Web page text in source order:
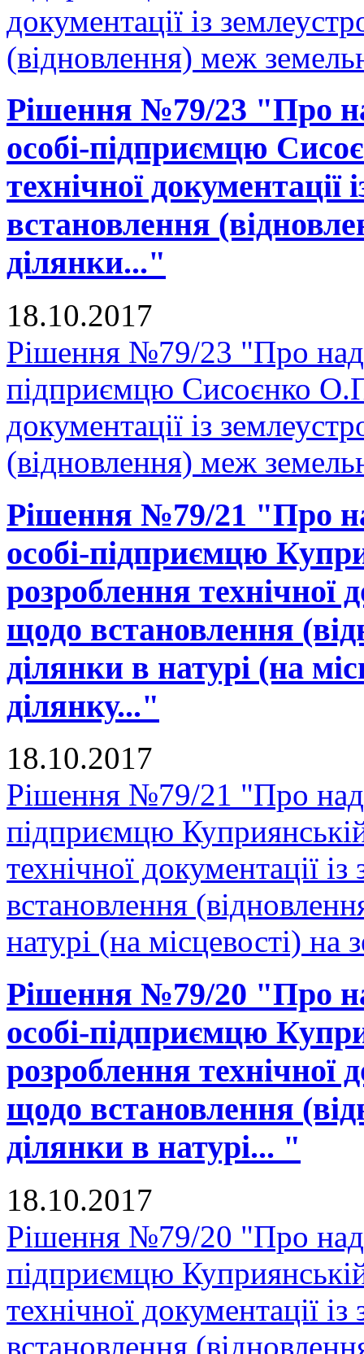
документації із
(відновлення) меж
Рішення №79/23 "Про
особі-підприємцю
технічної
встановлення
ділянки..."
18.10.2017
Рішення №79/23 "Про
підприємцю Сисоєнко
документації із
(відновлення) меж
Рішення №79/21 "Про
особі-підприємцю
розроблення технічної
щодо встановлення
ділянки в натурі (на
ділянку..."
18.10.2017
Рішення №79/21 "Про
підприємцю
технічної документації
встановлення
натурі (на місцевості) на
Рішення №79/20 "Про
особі-підприємцю
розроблення технічної
щодо встановлення
ділянки в натурі... "
18.10.2017
Рішення №79/20 "Про
підприємцю
технічної документації
встановлення